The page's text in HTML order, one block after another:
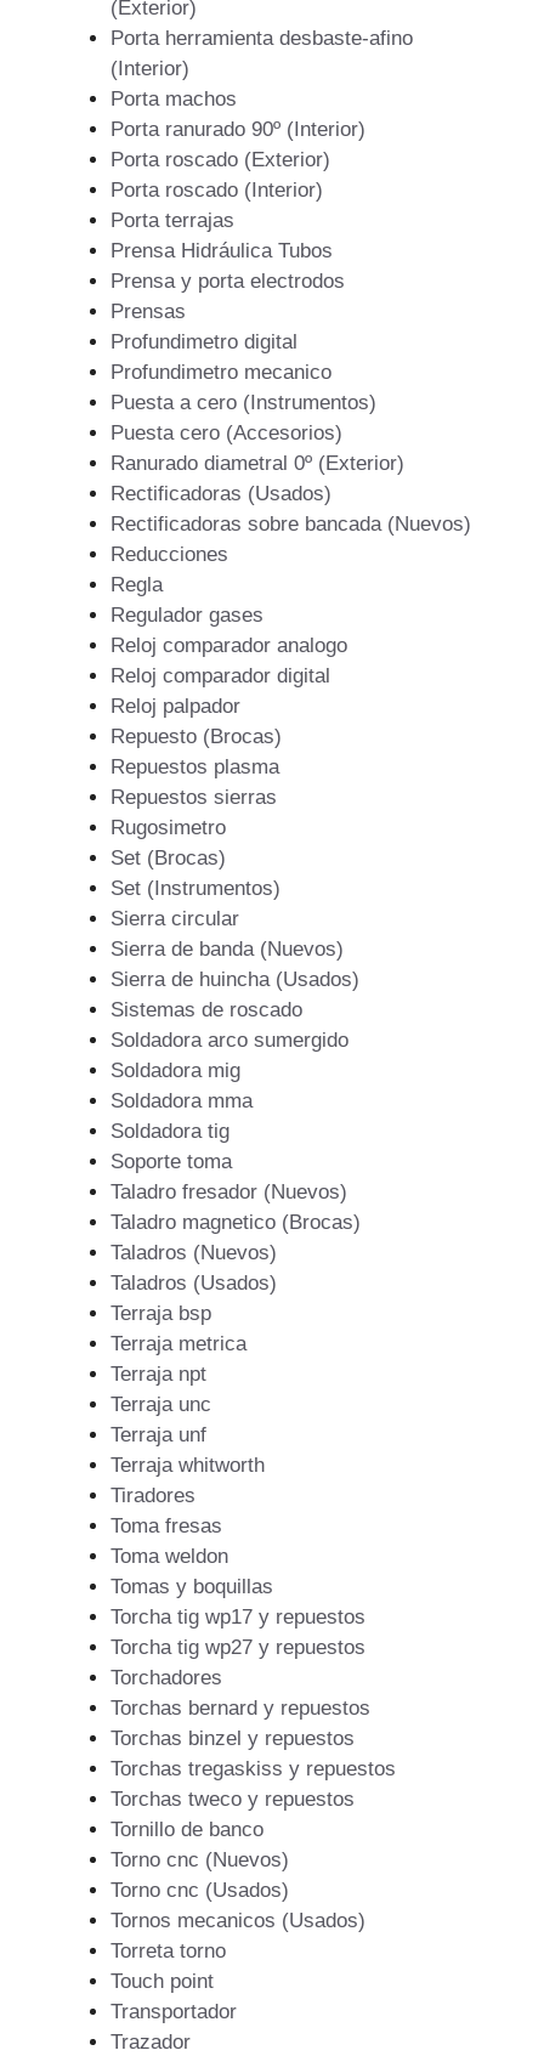
(Exterior)
Porta herramienta desbaste-afino
(Interior)
Porta machos
Porta ranurado 90º (Interior)
Porta roscado (Exterior)
Porta roscado (Interior)
Porta terrajas
Prensa Hidráulica Tubos
Prensa y porta electrodos
Prensas
Profundimetro digital
Profundimetro mecanico
Puesta a cero (Instrumentos)
Puesta cero (Accesorios)
Ranurado diametral 0º (Exterior)
Rectificadoras (Usados)
Rectificadoras sobre bancada (Nuevos)
Reducciones
Regla
Regulador gases
Reloj comparador analogo
Reloj comparador digital
Reloj palpador
Repuesto (Brocas)
Repuestos plasma
Repuestos sierras
Rugosimetro
Set (Brocas)
Set (Instrumentos)
Sierra circular
Sierra de banda (Nuevos)
Sierra de huincha (Usados)
Sistemas de roscado
Soldadora arco sumergido
Soldadora mig
Soldadora mma
Soldadora tig
Soporte toma
Taladro fresador (Nuevos)
Taladro magnetico (Brocas)
Taladros (Nuevos)
Taladros (Usados)
Terraja bsp
Terraja metrica
Terraja npt
Terraja unc
Terraja unf
Terraja whitworth
Tiradores
Toma fresas
Toma weldon
Tomas y boquillas
Torcha tig wp17 y repuestos
Torcha tig wp27 y repuestos
Torchadores
Torchas bernard y repuestos
Torchas binzel y repuestos
Torchas tregaskiss y repuestos
Torchas tweco y repuestos
Tornillo de banco
Torno cnc (Nuevos)
Torno cnc (Usados)
Tornos mecanicos (Usados)
Torreta torno
Touch point
Transportador
Trazador